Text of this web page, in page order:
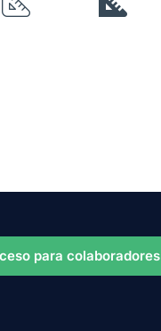
para colaboradores